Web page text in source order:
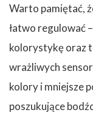
Warto pamiętać,
łatwo regulować
kolorystykę oraz
wrażliwych
kolory i mniejsze
poszukujące